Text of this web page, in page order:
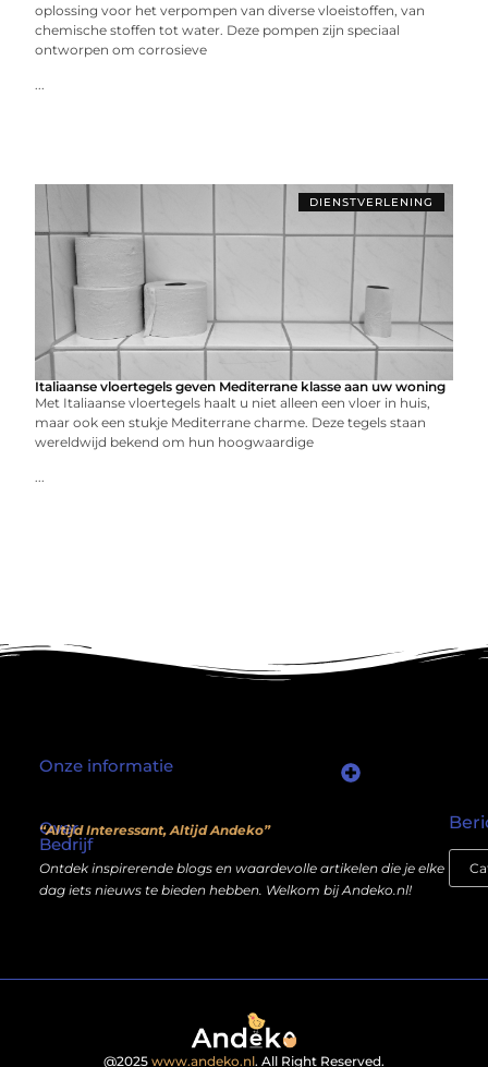
oplossing voor het verpompen van diverse vloeistoffen, van
chemische stoffen tot water. Deze pompen zijn speciaal
ontworpen om corrosieve
...
DIENSTVERLENING
Italiaanse vloertegels geven Mediterrane klasse aan uw woning
Met Italiaanse vloertegels haalt u niet alleen een vloer in huis,
maar ook een stukje Mediterrane charme. Deze tegels staan
wereldwijd bekend om hun hoogwaardige
...
Over
Bedrijf
“Altijd Interessant, Altijd Andeko”
Ontdek inspirerende blogs en waardevolle artikelen die je elke
dag iets nieuws te bieden hebben. Welkom bij Andeko.nl!
Onze informatie
@2025 www.andeko.nl. All Right Reserved.